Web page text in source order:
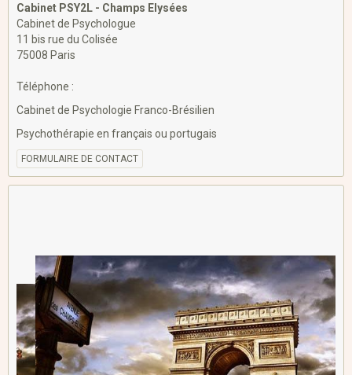
Cabinet PSY2L - Champs Elysées
Cabinet de Psychologue
11 bis rue du Colisée
75008 Paris
Téléphone :
Cabinet de Psychologie Franco-Brésilien
Psychothérapie en français ou portugais
FORMULAIRE DE CONTACT